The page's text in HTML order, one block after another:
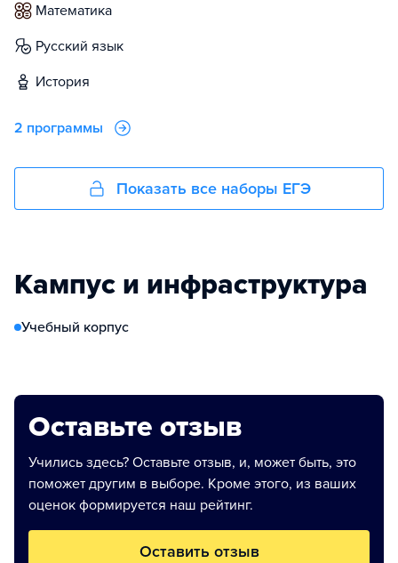
математика
русский язык
история
2 программы
Показать все наборы ЕГЭ
Кампус и инфраструктура
Учебный корпус
Оставьте отзыв
Учились здесь? Оставьте отзыв, и, может быть, это
поможет другим в выборе. Кроме этого, из ваших
оценок формируется наш рейтинг.
Оставить отзыв